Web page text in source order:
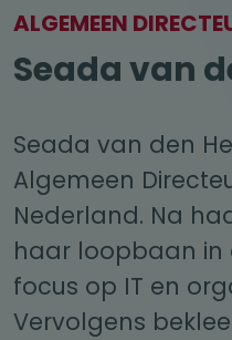
ALGEMEEN
Seada van
Seada van den
Algemeen
Nederland. Na
haar loopbaan in
focus op IT en
Vervolgens